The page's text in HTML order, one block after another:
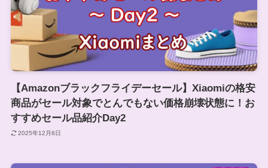
【Amazonブラックフライデーセール】Xiaomiの格安
商品がセール対象でとんでもない価格崩壊状態に！お
すすめセール品紹介Day2
2025年12月6日